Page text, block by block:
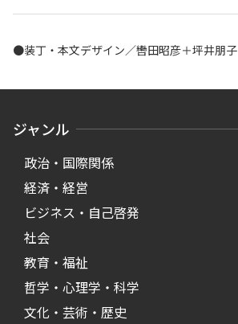
●装丁・本文デザイン／轡田昭彦＋坪井朋子
ジャンル
政治・国際関係
経済・経営
ビジネス・自己啓発
社会
教育・福祉
哲学・心理学・科学
文化・芸術・歴史